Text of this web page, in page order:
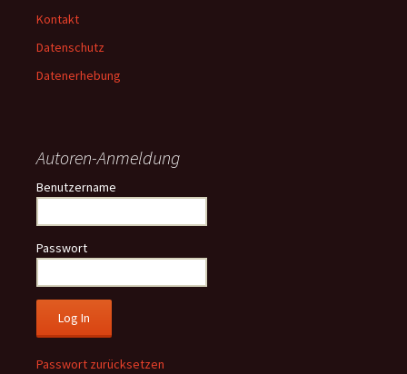
Kontakt
Datenschutz
Datenerhebung
Autoren-Anmeldung
Benutzername
Passwort
Passwort zurücksetzen